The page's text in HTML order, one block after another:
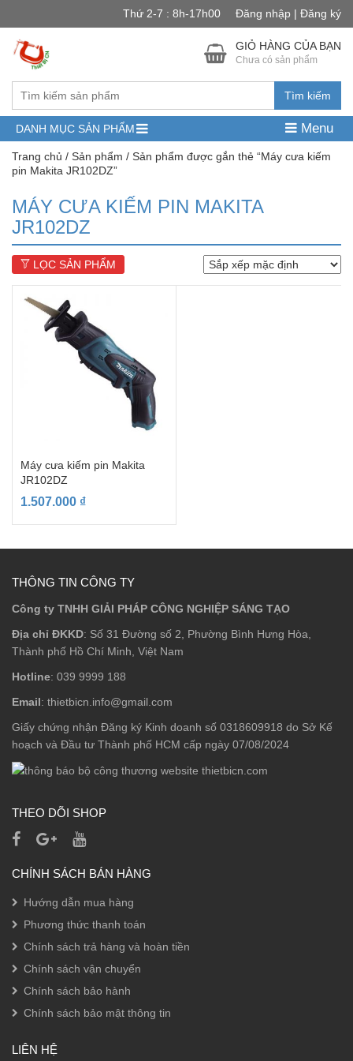
Thứ 2-7 : 8h-17h00 Đăng nhập | Đăng ký
Tìm kiếm
GIỎ HÀNG CỦA BẠN
Chưa có sản phẩm
DANH MỤC SẢN PHẨM Menu
Trang chủ / Sản phẩm / Sản phẩm được gắn thẻ “Máy cưa kiếm
pin Makita JR102DZ”
MÁY CƯA KIẾM PIN MAKITA
JR102DZ
LỌC SẢN PHẨM
Máy cưa kiếm pin Makita
JR102DZ
1.507.000 ₫
THÔNG TIN CÔNG TY
Công ty TNHH GIẢI PHÁP CÔNG NGHIỆP SÁNG TẠO
Địa chỉ ĐKKD: Số 31 Đường số 2, Phường Bình Hưng Hòa,
Thành phố Hồ Chí Minh, Việt Nam
Hotline: 039 9999 188
Email: thietbicn.info@gmail.com
Giấy chứng nhận Đăng ký Kinh doanh số 0318609918 do Sở Kế
hoạch và Đầu tư Thành phố HCM cấp ngày 07/08/2024
THEO DÕI SHOP
CHÍNH SÁCH BÁN HÀNG
Hướng dẫn mua hàng
Phương thức thanh toán
Chính sách trả hàng và hoàn tiền
Chính sách vận chuyển
Chính sách bảo hành
Chính sách bảo mật thông tin
LIÊN HỆ